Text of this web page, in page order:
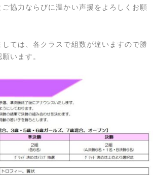
協力ならびに温かい声援をよろしくお願
ては、各クラスで組数が違いますので勝
います。